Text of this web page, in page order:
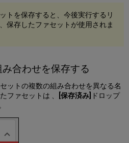
トを保存すると、今後実行するリ
保存したファセットが使用されま
合わせを保存する
ットの複数の組み合わせを異なる名
ファセットは 、
[保存済み] ドロップ